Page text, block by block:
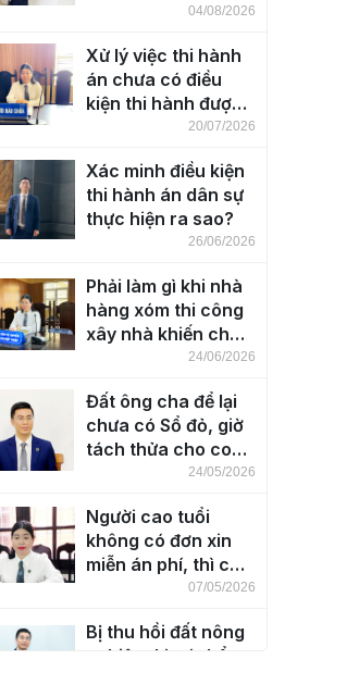
04/08/2026
Xử lý việc thi hành
án chưa có điều
kiện thi hành được
thực hiện ra sao?
20/07/2026
Xác minh điều kiện
thi hành án dân sự
thực hiện ra sao?
26/06/2026
Phải làm gì khi nhà
hàng xóm thi công
xây nhà khiến cho
nhà bên cạnh bị24/06/2026
Đất ông cha để lại
chưa có Sổ đỏ, giờ
tách thửa cho con
cháu luôn có được
24/05/2026
Người cao tuổi
không có đơn xin
miễn án phí, thì có
đương nhiên được
07/05/2026
Bị thu hồi đất nông
nghiệp thì có thể